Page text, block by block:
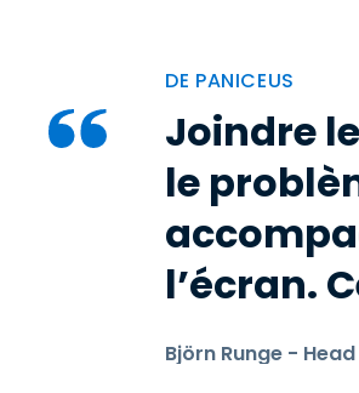
DE PANICEUS
Joindre
le
l’écran.
Björn Runge -